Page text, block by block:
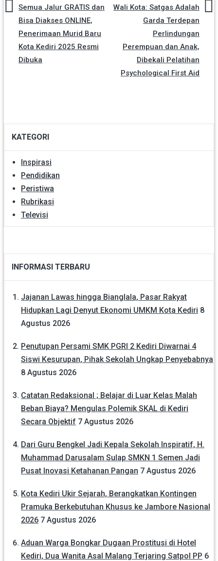
Semua Jalur GRATIS dan
Bisa Diakses ONLINE,
Penerimaan Murid Baru
Kota Kediri 2025 Resmi
Dibuka
Wali Kota: Satgas Adalah
Garda Terdepan
Perlindungan
Perempuan dan Anak,
Dibekali Pelatihan
Psychological First Aid
KATEGORI
Inspirasi
Pendidikan
Peristiwa
Rubrikasi
Televisi
INFORMASI TERBARU
Jajanan Lawas hingga Bianglala, Pasar Rakyat
Hidupkan Lagi Denyut Ekonomi UMKM Kota Kediri 8
Agustus 2026
Penutupan Persami SMK PGRI 2 Kediri Diwarnai 4
Siswi Kesurupan, Pihak Sekolah Ungkap Penyebabnya
8 Agustus 2026
Catatan Redaksional ; Belajar di Luar Kelas Malah
Beban Biaya? Mengulas Polemik SKAL di Kediri
Secara Objektif 7 Agustus 2026
Dari Guru Bengkel Jadi Kepala Sekolah Inspiratif, H.
Muhammad Darusalam Sulap SMKN 1 Semen Jadi
Pusat Inovasi Ketahanan Pangan 7 Agustus 2026
Kota Kediri Ukir Sejarah, Berangkatkan Kontingen
Pramuka Berkebutuhan Khusus ke Jambore Nasional
2026 7 Agustus 2026
Aduan Warga Bongkar Dugaan Prostitusi di Hotel
Kediri, Dua Wanita Asal Malang Terjaring Satpol PP 6